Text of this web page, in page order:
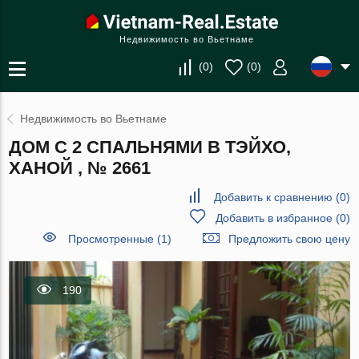
Недвижимость во Вьетнаме
(0) (0)
Недвижимость во Вьетнаме
ДОМ С 2 СПАЛЬНЯМИ В ТЭЙХО,
ХАНОЙ , № 2661
Добавить к сравнению (0)
Добавить в избранное(0)
Просмотренные (1)
Предложить свою цену
190